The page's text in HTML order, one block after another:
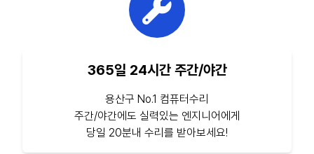
365일 24시간 주간/야간
용산구 No.1 컴퓨터수리
주간/야간에도 실력있는 엔지니어에게
당일 20분내 수리를 받아보세요!